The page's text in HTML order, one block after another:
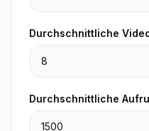
Durchschnittliche
Durchschnittliche